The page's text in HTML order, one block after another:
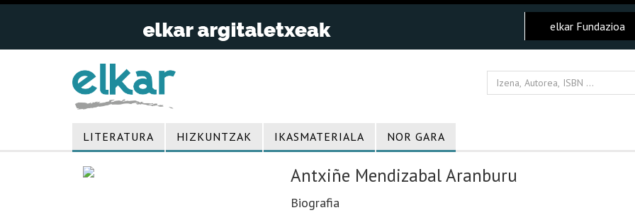
elkar Fundazioa
LITERATURA HIZKUNTZAK IKASMATERIALA NOR GARA
Antxiñe Mendizabal Aranburu
Biografia